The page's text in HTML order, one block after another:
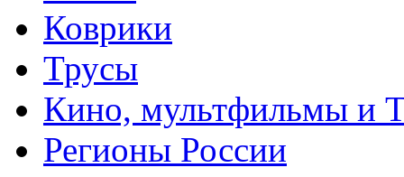
Коврики
Трусы
Кино, мультфильмы и
Регионы России